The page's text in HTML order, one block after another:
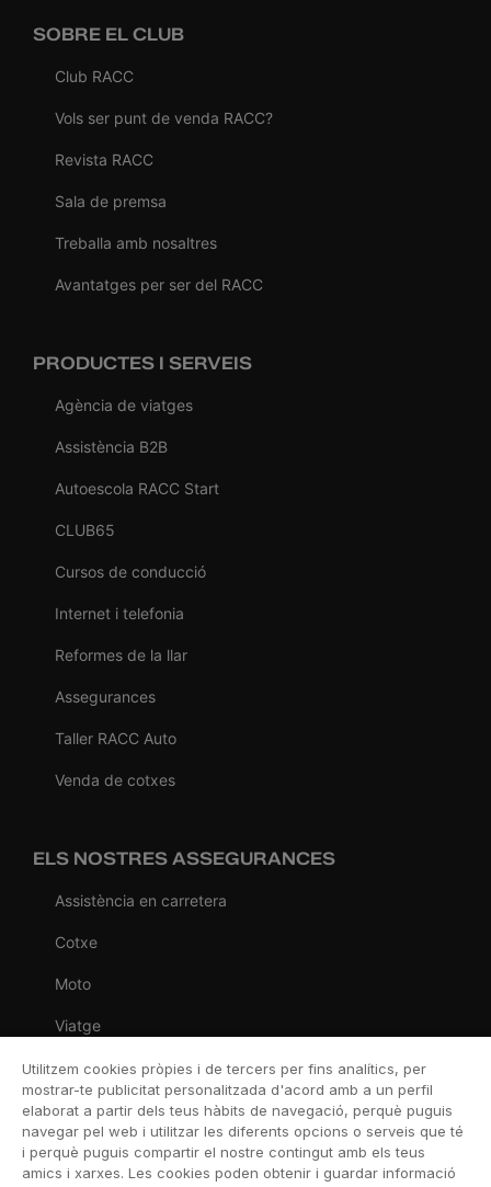
SOBRE EL CLUB
Club RACC
Vols ser punt de venda RACC?
Revista RACC
Sala de premsa
Treballa amb nosaltres
Avantatges per ser del RACC
PRODUCTES I SERVEIS
Agència de viatges
Assistència B2B
Autoescola RACC Start
CLUB65
Cursos de conducció
Internet i telefonia
Reformes de la llar
Assegurances
Taller RACC Auto
Venda de cotxes
ELS NOSTRES ASSEGURANCES
Assistència en carretera
Cotxe
Moto
Viatge
Llar
Vida
Decessos
Utilitzem cookies pròpies i de tercers per fins analítics, per
mostrar-te publicitat personalitzada d'acord amb a un perfil
elaborat a partir dels teus hàbits de navegació, perquè puguis
navegar pel web i utilitzar les diferents opcions o serveis que té
i perquè puguis compartir el nostre contingut amb els teus
amics i xarxes. Les cookies poden obtenir i guardar informació